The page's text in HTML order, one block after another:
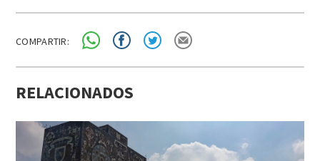
COMPARTIR:
RELACIONADOS